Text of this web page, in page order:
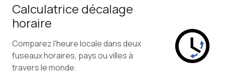
Calculatrice décalage
horaire
Comparez l'heure locale dans deux
fuseaux horaires, pays ou villes à
travers le monde.